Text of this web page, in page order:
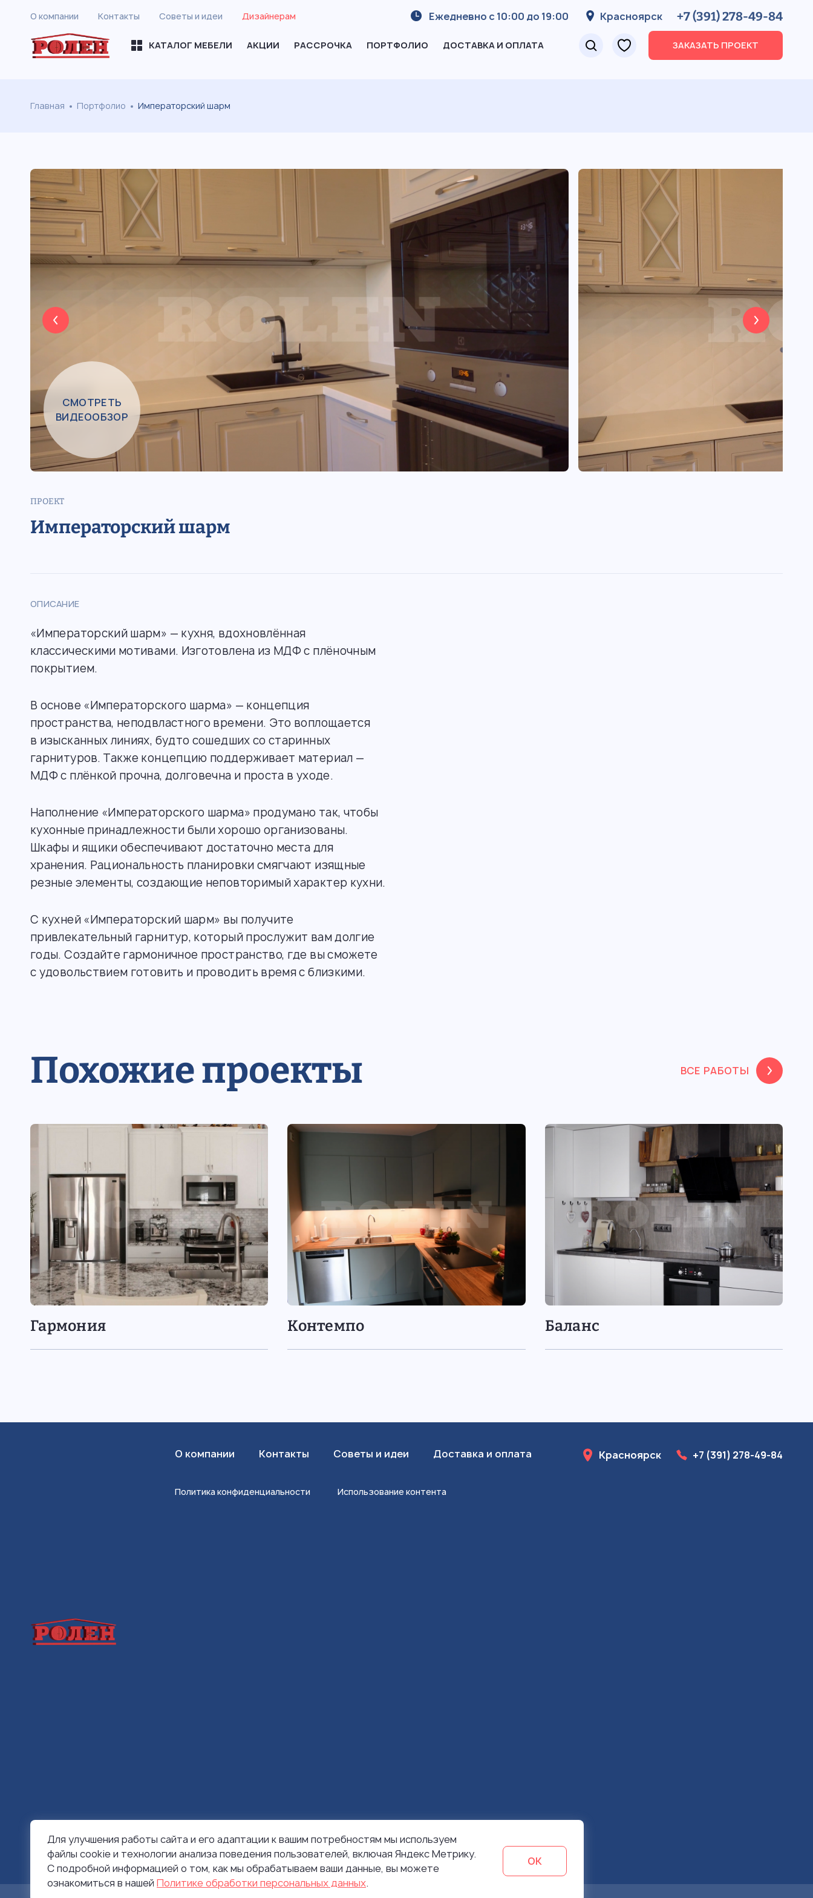
О компании Контакты Советы и идеи Дизайнерам Ежедневно с 10:00 до 19:00 Красноярск +7 (391) 278-49-84
КАТАЛОГ МЕБЕЛИ АКЦИИ РАССРОЧКА ПОРТФОЛИО ДОСТАВКА И ОПЛАТА ЗАКАЗАТЬ ПРОЕКТ
Главная Портфолио Императорский шарм
СМОТРЕТЬ
ВИДЕООБЗОР
ПРОЕКТ
Императорский шарм
ОПИСАНИЕ
«Императорский шарм» — кухня, вдохновлённая
классическими мотивами. Изготовлена из МДФ с плёночным
покрытием.
В основе «Императорского шарма» — концепция
пространства, неподвластного времени. Это воплощается
в изысканных линиях, будто сошедших со старинных
гарнитуров. Также концепцию поддерживает материал —
МДФ с плёнкой прочна, долговечна и проста в уходе.
Наполнение «Императорского шарма» продумано так, чтобы
кухонные принадлежности были хорошо организованы.
Шкафы и ящики обеспечивают достаточно места для
хранения. Рациональность планировки смягчают изящные
резные элементы, создающие неповторимый характер кухни.
С кухней «Императорский шарм» вы получите
привлекательный гарнитур, который прослужит вам долгие
годы. Создайте гармоничное пространство, где вы сможете
с удовольствием готовить и проводить время с близкими.
Похожие проекты ВСЕ РАБОТЫ
Гармония Контемпо Баланс
© 1999-2026 Ролен
О компании Контакты Советы и идеи Доставка и оплата
Политика конфиденциальности Использование контента
Красноярск +7 (391) 278-49-84
Для улучшения работы сайта и его адаптации к вашим потребностям мы используем
файлы cookie и технологии анализа поведения пользователей, включая Яндекс Метрику.
С подробной информацией о том, как мы обрабатываем ваши данные, вы можете
ознакомиться в нашей Политике обработки персональных данных.
ОК